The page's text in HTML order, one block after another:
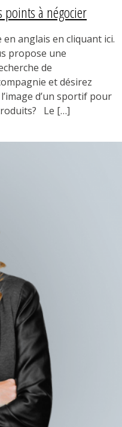
points à négocier
anglais en cliquant ici.
propose une
de
et désirez
d’un sportif pour
Le […]